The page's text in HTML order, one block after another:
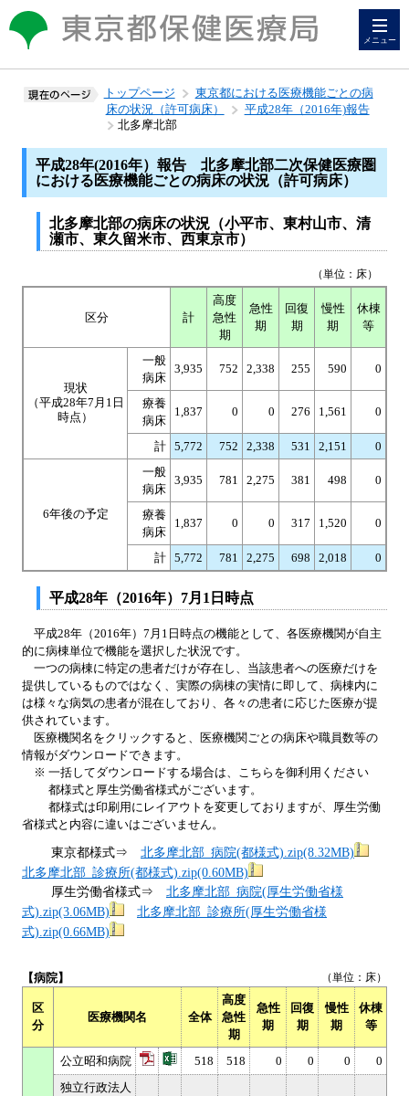
メニュー
トップページ
東京都における医療機能ごとの病
床の状況（許可病床）
平成28年（2016年)報告
北多摩北部
平成28年(2016年）報告 北多摩北部二次保健医療圏
における医療機能ごとの病床の状況（許可病床）
北多摩北部の病床の状況（小平市、東村山市、清
瀬市、東久留米市、西東京市）
（単位：床）
区分 計
高度
急性
期
急性
期
回復
期
慢性
期
休棟
等
現状
（平成28年7月1日
時点）
一般
病床
3,935 752 2,338 255 590 0
療養
病床
1,837 0 0 276 1,561 0
計 5,772 752 2,338 531 2,151 0
6年後の予定
一般
病床
3,935 781 2,275 381 498 0
療養
病床
1,837 0 0 317 1,520 0
計 5,772 781 2,275 698 2,018 0
平成28年（2016年）7月1日時点
平成28年（2016年）7月1日時点の機能として、各医療機関が自主
的に病棟単位で機能を選択した状況です。
一つの病棟に特定の患者だけが存在し、当該患者への医療だけを
提供しているものではなく、実際の病棟の実情に即して、病棟内に
は様々な病気の患者が混在しており、各々の患者に応じた医療が提
供されています。
医療機関名をクリックすると、医療機関ごとの病床や職員数等の
情報がダウンロードできます。
※ 一括してダウンロードする場合は、こちらを御利用ください
都様式と厚生労働省様式がございます。
都様式は印刷用にレイアウトを変更しておりますが、厚生労働
省様式と内容に違いはございません。
東京都様式⇒ 北多摩北部_病院(都様式).zip(8.32MB)
北多摩北部_診療所(都様式).zip(0.60MB)
厚生労働省様式⇒ 北多摩北部_病院(厚生労働省様
式).zip(3.06MB)
北多摩北部_診療所(厚生労働省様
式).zip(0.66MB)
【病院】 （単位：床）
区
分
医療機関名 全体
高度
急性
期
急性
期
回復
期
慢性
期
休棟
等
公立昭和病院 518 518 0 0 0
0
独立行政法人